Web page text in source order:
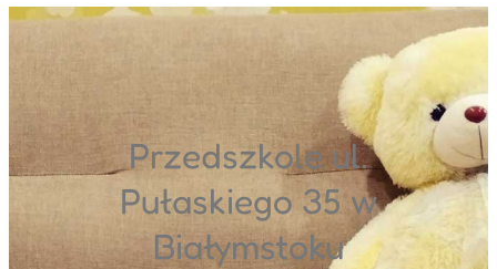
Przedszkole ul.
Pułaskiego 35 w
Białymstoku